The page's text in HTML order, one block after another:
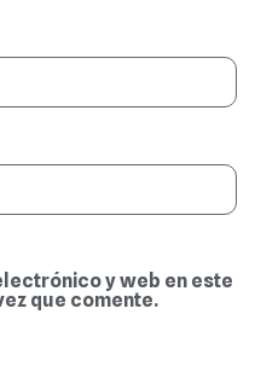
y web en este
que comente.